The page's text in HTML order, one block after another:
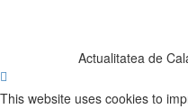
Actualitatea de
This website uses cookies to